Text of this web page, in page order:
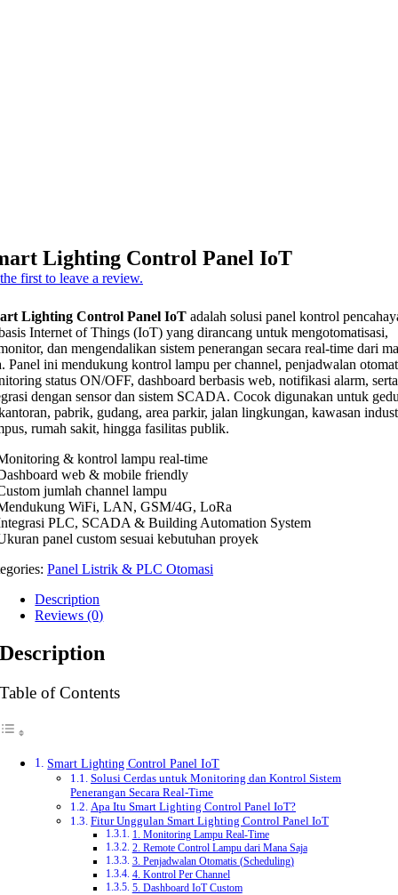
Lighting Control Panel IoT
first to leave a review.
Lighting Control Panel IoT adalah solusi panel kontrol
Internet of Things (IoT) yang dirancang untuk mengotomatisasi,
dan mengendalikan sistem penerangan secara real-time dari
Panel ini mendukung kontrol lampu per channel, penjadwalan
status ON/OFF, dashboard berbasis web, notifikasi alarm, serta
dengan sensor dan sistem SCADA. Cocok digunakan untuk
pabrik, gudang, area parkir, jalan lingkungan, kawasan
rumah sakit, hingga fasilitas publik.
& kontrol lampu real-time
web & mobile friendly
jumlah channel lampu
WiFi, LAN, GSM/4G, LoRa
PLC, SCADA & Building Automation System
panel custom sesuai kebutuhan proyek
Panel Listrik & PLC Otomasi
Description
Reviews (0)
Description
Table of Contents
Smart Lighting Control Panel IoT
Solusi Cerdas untuk Monitoring dan Kontrol Sistem
Penerangan Secara Real-Time
Apa Itu Smart Lighting Control Panel IoT?
Fitur Unggulan Smart Lighting Control Panel IoT
1. Monitoring Lampu Real-Time
2. Remote Control Lampu dari Mana Saja
3. Penjadwalan Otomatis (Scheduling)
4. Kontrol Per Channel
5. Dashboard IoT Custom